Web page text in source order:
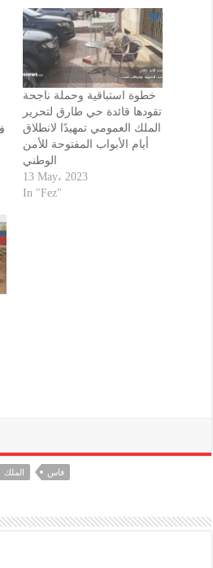
خطوة استباقية وحملة ناجحة
تقودها قائدة حي طارق لتحرير
الملك العمومي تمهيدًا لانطلاق
أيام الأبواب المفتوحة للأمن
الوطني
13 May، 2023
In "Fez"
الملك فاس